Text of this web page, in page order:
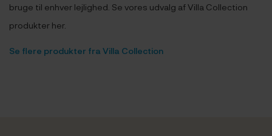
bruge til enhver lejlighed. Se vores udvalg af Villa Collection
produkter her.
Se flere produkter fra Villa Collection